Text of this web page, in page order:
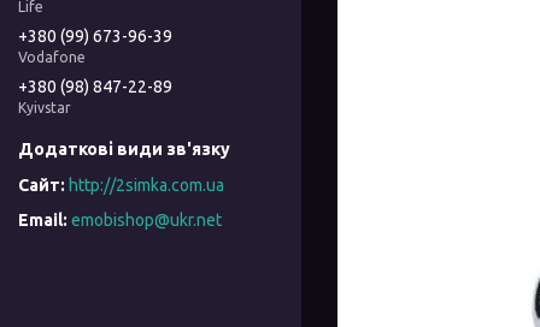
Life
+380 (99) 673-96-39
Vodafone
+380 (98) 847-22-89
Kyivstar
http://2simka.com.ua
emobishop@ukr.net